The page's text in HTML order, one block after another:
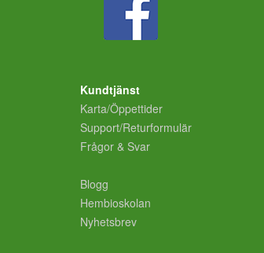
Kundtjänst
Karta/Öppettider
Support/Returformulär
Frågor & Svar
Blogg
Hembioskolan
Nyhetsbrev